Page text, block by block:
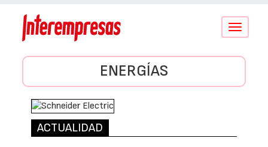
Conmutar
ENERGÍAS
ACTUALIDAD